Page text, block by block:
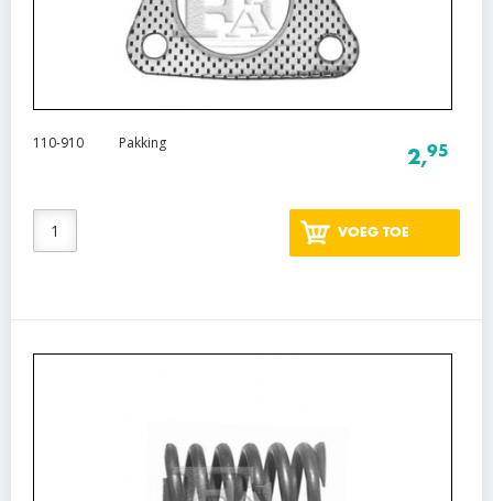
110-910 Pakking
2,95
VOEG TOE